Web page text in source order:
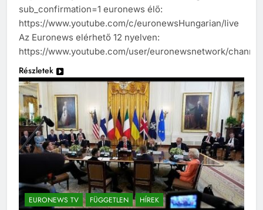
sub_confirmation=1 euronews élő:
https://www.youtube.com/c/euronewsHungarian/live
Az Euronews elérhető 12 nyelven:
https://www.youtube.com/user/euronewsnetwork/
Részletek
EURONEWS TV FÜGGETLEN HÍREK